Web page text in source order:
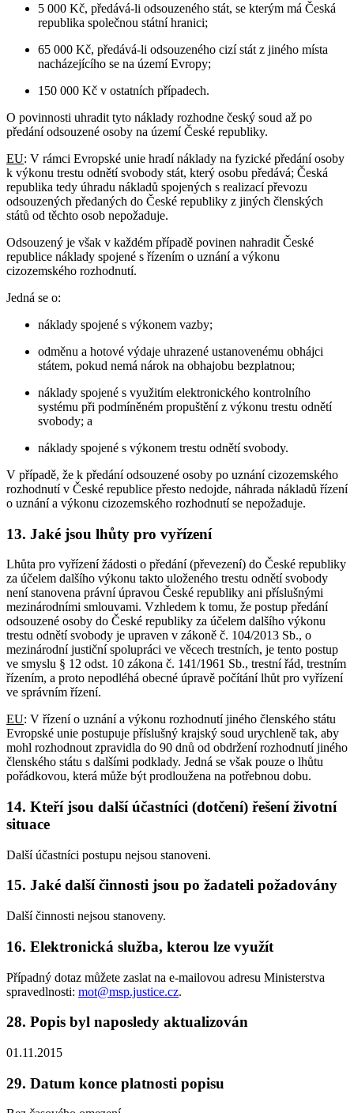
5 000 Kč, předává-li odsouzeného stát, se kterým má Česká
republika společnou státní hranici;
65 000 Kč, předává-li odsouzeného cizí stát z jiného místa
nacházejícího se na území Evropy;
150 000 Kč v ostatních případech.
O povinnosti uhradit tyto náklady rozhodne český soud až po
předání odsouzené osoby na území České republiky.
EU: V rámci Evropské unie hradí náklady na fyzické předání osoby
k výkonu trestu odnětí svobody stát, který osobu předává; Česká
republika tedy úhradu nákladů spojených s realizací převozu
odsouzených předaných do České republiky z jiných členských
států od těchto osob nepožaduje.
Odsouzený je však v každém případě povinen nahradit České
republice náklady spojené s řízením o uznání a výkonu
cizozemského rozhodnutí.
Jedná se o:
náklady spojené s výkonem vazby;
odměnu a hotové výdaje uhrazené ustanovenému obhájci
státem, pokud nemá nárok na obhajobu bezplatnou;
náklady spojené s využitím elektronického kontrolního
systému při podmíněném propuštění z výkonu trestu odnětí
svobody; a
náklady spojené s výkonem trestu odnětí svobody.
V případě, že k předání odsouzené osoby po uznání cizozemského
rozhodnutí v České republice přesto nedojde, náhrada nákladů řízení
o uznání a výkonu cizozemského rozhodnutí se nepožaduje.
13. Jaké jsou lhůty pro vyřízení
Lhůta pro vyřízení žádosti o předání (převezení) do České republiky
za účelem dalšího výkonu takto uloženého trestu odnětí svobody
není stanovena právní úpravou České republiky ani příslušnými
mezinárodními smlouvami. Vzhledem k tomu, že postup předání
odsouzené osoby do České republiky za účelem dalšího výkonu
trestu odnětí svobody je upraven v zákoně č. 104/2013 Sb., o
mezinárodní justiční spolupráci ve věcech trestních, je tento postup
ve smyslu § 12 odst. 10 zákona č. 141/1961 Sb., trestní řád, trestním
řízením, a proto nepodléhá obecné úpravě počítání lhůt pro vyřízení
ve správním řízení.
EU: V řízení o uznání a výkonu rozhodnutí jiného členského státu
Evropské unie postupuje příslušný krajský soud urychleně tak, aby
mohl rozhodnout zpravidla do 90 dnů od obdržení rozhodnutí jiného
členského státu s dalšími podklady. Jedná se však pouze o lhůtu
pořádkovou, která může být prodloužena na potřebnou dobu.
14. Kteří jsou další účastníci (dotčení) řešení životní
situace
Další účastníci postupu nejsou stanoveni.
15. Jaké další činnosti jsou po žadateli požadovány
Další činnosti nejsou stanoveny.
16. Elektronická služba, kterou lze využít
Případný dotaz můžete zaslat na e-mailovou adresu Ministerstva
spravedlnosti: mot@msp.justice.cz.
28. Popis byl naposledy aktualizován
01.11.2015
29. Datum konce platnosti popisu